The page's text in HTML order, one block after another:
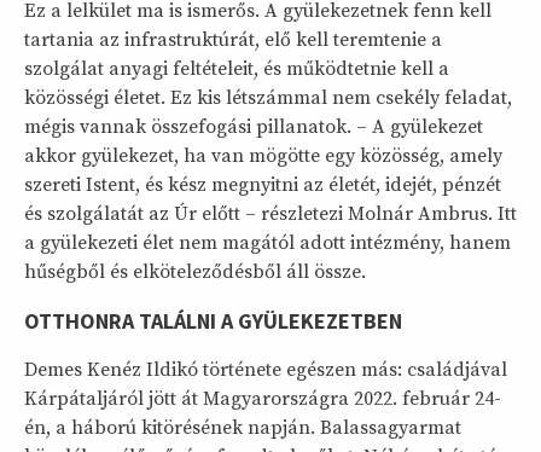
Ez a lelkület ma is ismerős. A gyülekezetnek fenn kell
tartania az infrastruktúrát, elő kell teremtenie a
szolgálat anyagi feltételeit, és működtetnie kell a
közösségi életet. Ez kis létszámmal nem csekély feladat,
mégis vannak összefogási pillanatok. – A gyülekezet
akkor gyülekezet, ha van mögötte egy közösség, amely
szereti Istent, és kész megnyitni az életét, idejét, pénzét
és szolgálatát az Úr előtt – részletezi Molnár Ambrus. Itt
a gyülekezeti élet nem magától adott intézmény, hanem
hűségből és elköteleződésből áll össze.
OTTHONRA TALÁLNI A GYÜLEKEZETBEN
Demes Kenéz Ildikó története egészen más: családjával
Kárpátaljáról jött át Magyarországra 2022. február 24-
én, a háború kitörésének napján. Balassagyarmat